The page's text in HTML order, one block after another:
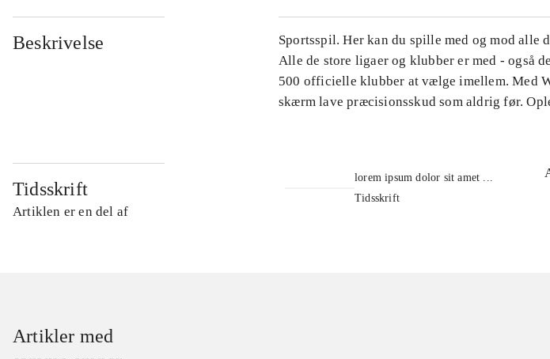
Beskrivelse
Sportsspil. Her kan du spille med og mod alle
Alle de store ligaer og klubber er med - også
500 officielle klubber at vælge imellem. Med
skærm lave præcisionsskud som aldrig før.
Tidsskrift
Artiklen er en del af
lorem ipsum dolor sit amet ...
Tidsskrift
Artikler med